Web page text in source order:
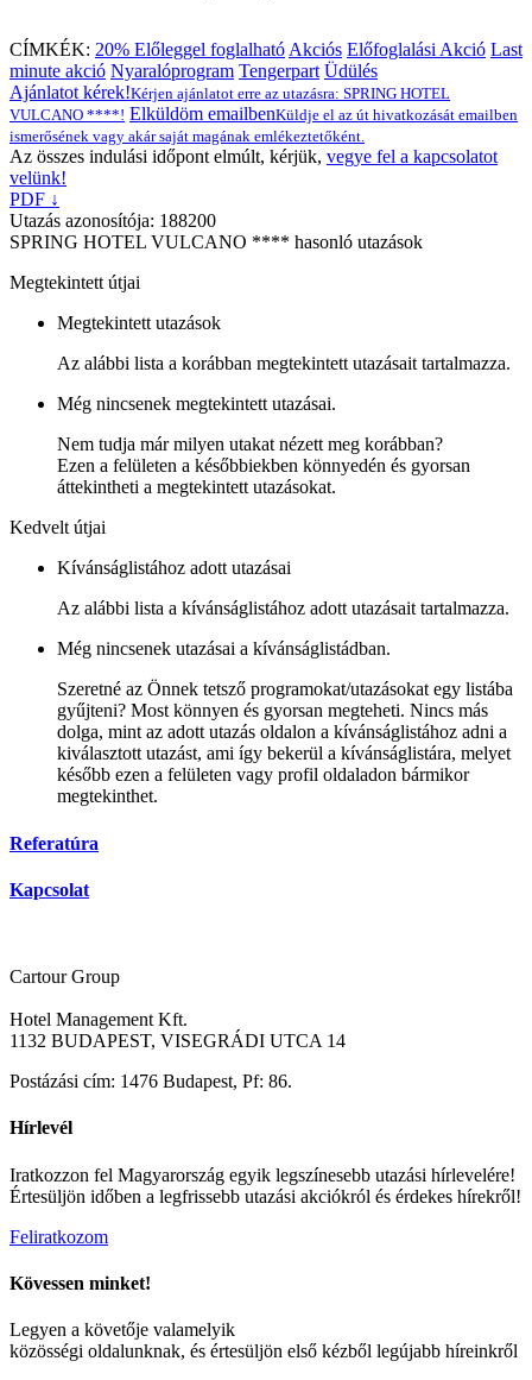
CÍMKÉK: 20% Előleggel foglalható Akciós Előfoglalási Akció Last
minute akció Nyaralóprogram Tengerpart Üdülés
Ajánlatot kérek!Kérjen ajánlatot erre az utazásra: SPRING HOTEL
VULCANO ****! Elküldöm emailbenKüldje el az út hivatkozását emailben
ismerősének vagy akár saját magának emlékeztetőként.
Az összes indulási időpont elmúlt, kérjük, vegye fel a kapcsolatot
velünk!
PDF ↓
Utazás azonosítója: 188200
SPRING HOTEL VULCANO **** hasonló utazások
Megtekintett útjai
Megtekintett utazások
Az alábbi lista a korábban megtekintett utazásait tartalmazza.
Még nincsenek megtekintett utazásai.
Nem tudja már milyen utakat nézett meg korábban?
Ezen a felületen a későbbiekben könnyedén és gyorsan
áttekintheti a megtekintett utazásokat.
Kedvelt útjai
Kívánságlistához adott utazásai
Az alábbi lista a kívánságlistához adott utazásait tartalmazza.
Még nincsenek utazásai a kívánságlistádban.
Szeretné az Önnek tetsző programokat/utazásokat egy listába
gyűjteni? Most könnyen és gyorsan megteheti. Nincs más
dolga, mint az adott utazás oldalon a kívánságlistához adni a
kiválasztott utazást, ami így bekerül a kívánságlistára, melyet
később ezen a felületen vagy profil oldaladon bármikor
megtekinthet.
Referatúra
Kapcsolat
Cartour Group
Hotel Management Kft.
1132 BUDAPEST, VISEGRÁDI UTCA 14
Postázási cím: 1476 Budapest, Pf: 86.
Hírlevél
Iratkozzon fel Magyarország egyik legszínesebb utazási hírlevelére!
Értesüljön időben a legfrissebb utazási akciókról és érdekes hírekről!
Feliratkozom
Kövessen minket!
Legyen a követője valamelyik
közösségi oldalunknak, és értesüljön első kézből legújabb híreinkről